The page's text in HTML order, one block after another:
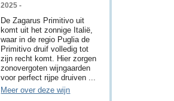
2025 -
De Zagarus Primitivo uit
komt uit het zonnige Italië,
waar in de regio Puglia de
Primitivo druif volledig tot
zijn recht komt. Hier zorgen
zonovergoten wijngaarden
voor perfect rijpe druiven ...
Meer over deze wijn